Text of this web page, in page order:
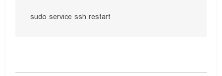
sudo service ssh restart